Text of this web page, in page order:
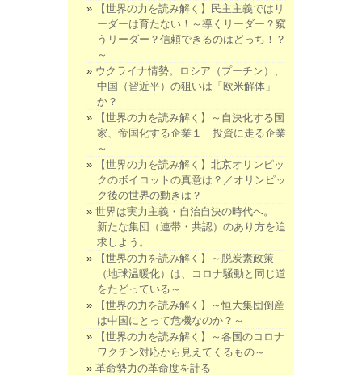
【世界の力を読み解く】民主主義ではリ
ーダーは育たない！～導くリーダー？窺
うリーダー？信頼できるのはどっち！？
～
ウクライナ情勢。ロシア（プーチン）、
中国（習近平）の狙いは「欧米解体」
か？
【世界の力を読み解く】～自決化する国
家、帝国化する企業１ 投資に走る企業
～
【世界の力を読み解く】北京オリンピッ
クのボイコットの真意は？／オリンピッ
ク後の世界の動きは？
世界は実力主義・自治自決の時代へ。
新たな集団（連帯・共認）のあり方を追
求しよう。
【世界の力を読み解く】～脱炭素政策
（地球温暖化）は、コロナ騒動と同じ道
をたどっている～
【世界の力を読み解く】～恒大集団倒産
は中国にとって危機なのか？～
【世界の力を読み解く】～各国のコロナ
ワクチン対応から見えてくるもの～
革命勢力の革命度を計る